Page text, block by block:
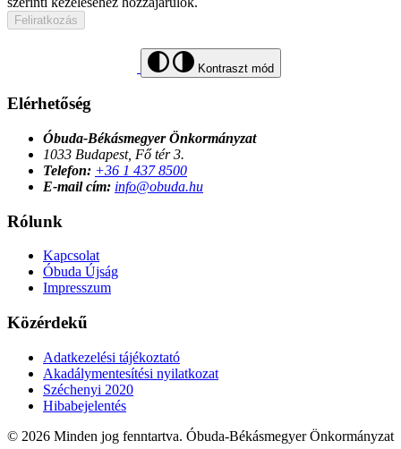
Feliratkozás
Kontraszt mód
Elérhetőség
Óbuda-Békásmegyer Önkormányzat
1033 Budapest, Fő tér 3.
Telefon: +36 1 437 8500
E-mail cím: info@obuda.hu
Rólunk
Kapcsolat
Óbuda Újság
Impresszum
Közérdekű
Adatkezelési tájékoztató
Akadálymentesítési nyilatkozat
Széchenyi 2020
Hibabejelentés
© 2026 Minden jog fenntartva. Óbuda-Békásmegyer Önkormányzat